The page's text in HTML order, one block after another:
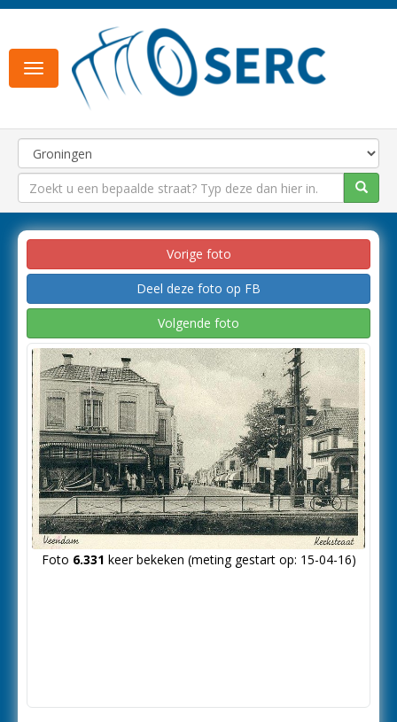
Toggle
navigation
Vorige foto
Deel deze foto op FB
Volgende foto
Foto 6.331 keer bekeken (meting gestart op: 15-04-16)